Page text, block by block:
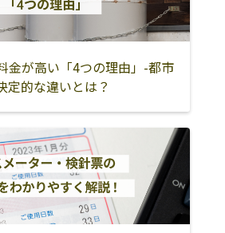
山市富並1807-
0237-57-2802
村山郡中山町
米沢市
置賜郡白鷹町
上郡金山町
最上郡最上町
上郡真室川町
最上郡大蔵村
上郡戸沢村
酒田市
海郡遊佐町
東田川郡庄内町
金が高い「4つの理由」-都市
定的な違いとは？